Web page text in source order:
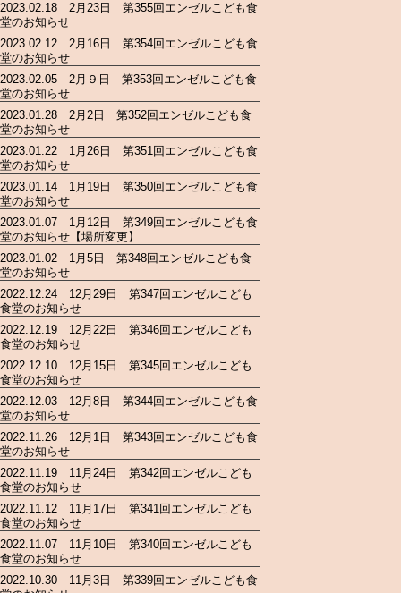
2023.02.18 2月23日 第355回エンゼルこども食
堂のお知らせ
2023.02.12 2月16日 第354回エンゼルこども食
堂のお知らせ
2023.02.05 2月９日 第353回エンゼルこども食
堂のお知らせ
2023.01.28 2月2日 第352回エンゼルこども食
堂のお知らせ
2023.01.22 1月26日 第351回エンゼルこども食
堂のお知らせ
2023.01.14 1月19日 第350回エンゼルこども食
堂のお知らせ
2023.01.07 1月12日 第349回エンゼルこども食
堂のお知らせ【場所変更】
2023.01.02 1月5日 第348回エンゼルこども食
堂のお知らせ
2022.12.24 12月29日 第347回エンゼルこども
食堂のお知らせ
2022.12.19 12月22日 第346回エンゼルこども
食堂のお知らせ
2022.12.10 12月15日 第345回エンゼルこども
食堂のお知らせ
2022.12.03 12月8日 第344回エンゼルこども食
堂のお知らせ
2022.11.26 12月1日 第343回エンゼルこども食
堂のお知らせ
2022.11.19 11月24日 第342回エンゼルこども
食堂のお知らせ
2022.11.12 11月17日 第341回エンゼルこども
食堂のお知らせ
2022.11.07 11月10日 第340回エンゼルこども
食堂のお知らせ
2022.10.30 11月3日 第339回エンゼルこども食